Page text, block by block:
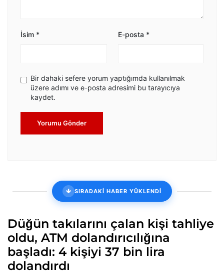
İsim * E-posta *
Bir dahaki sefere yorum yaptığımda kullanılmak
üzere adımı ve e-posta adresimi bu tarayıcıya
kaydet.
Yorumu Gönder
SIRADAKİ HABER YÜKLENDİ
Düğün takılarını çalan kişi tahliye
oldu, ATM dolandırıcılığına
başladı: 4 kişiyi 37 bin lira
dolandırdı